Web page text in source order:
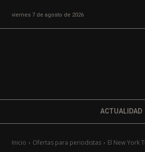
viernes 7 de agosto de 2026
ACTUALIDAD
Inicio Ofertas para periodistas El New York